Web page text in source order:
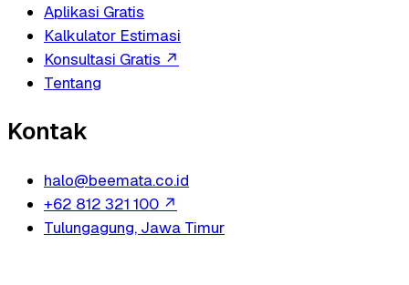
Aplikasi Gratis
Kalkulator Estimasi
Konsultasi Gratis ↗
Tentang
Kontak
halo@beemata.co.id
+62 812 321 100 ↗
Tulungagung, Jawa Timur